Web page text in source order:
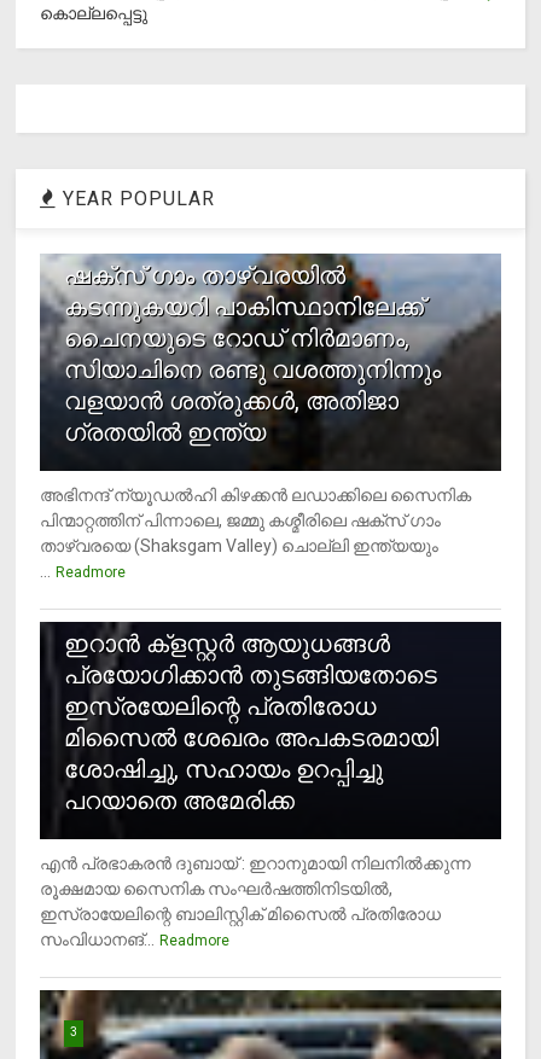
കൊല്ലപ്പെട്ടു
YEAR POPULAR
ഷക്സ് ​ഗാം താഴ്‌വരയിൽ
കടന്നുകയറി പാകിസ്ഥാനിലേക്ക്
ചൈനയുടെ റോഡ് നിർമാണം,
സിയാചിനെ രണ്ടു വശത്തുനിന്നും
വളയാൻ ശത്രുക്കൾ, അതിജാ​
ഗ്രതയിൽ ഇന്ത്യ
അഭിനന്ദ് ന്യൂഡൽഹി കിഴക്കൻ ലഡാക്കിലെ സൈനിക
പിന്മാറ്റത്തിന് പിന്നാലെ, ജമ്മു കശ്മീരിലെ ഷക്സ് ​ഗാം
താഴ്‌വരയെ (Shaksgam Valley) ചൊല്ലി ഇന്ത്യയും
Readmore
ഇറാന്‍ ക്‌ളസ്റ്റര്‍ ആയുധങ്ങള്‍
പ്രയോഗിക്കാന്‍ തുടങ്ങിയതോടെ
ഇസ്രയേലിന്റെ പ്രതിരോധ
മിസൈല്‍ ശേഖരം അപകടരമായി
ശോഷിച്ചു, സഹായം ഉറപ്പിച്ചു
പറയാതെ അമേരിക്ക
എന്‍ പ്രഭാകരന്‍ ദുബായ് : ഇറാനുമായി നിലനില്‍ക്കുന്ന
രൂക്ഷമായ സൈനിക സംഘര്‍ഷത്തിനിടയില്‍,
ഇസ്രായേലിന്റെ ബാലിസ്റ്റിക് മിസൈല്‍ പ്രതിരോധ
സംവിധാനങ്...
Readmore
3